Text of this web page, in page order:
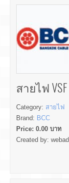
สายไฟ
Category: สายไฟ
Brand: BCC
Price: 0.00 บาท
Created by: